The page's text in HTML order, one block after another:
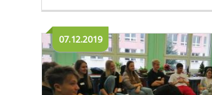
07.12.2019